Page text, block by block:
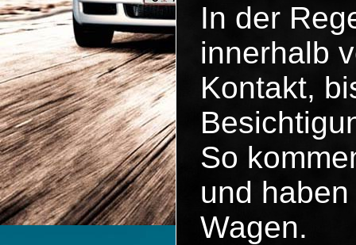
In der
innerhalb
Kontakt,
So
und
Wagen.